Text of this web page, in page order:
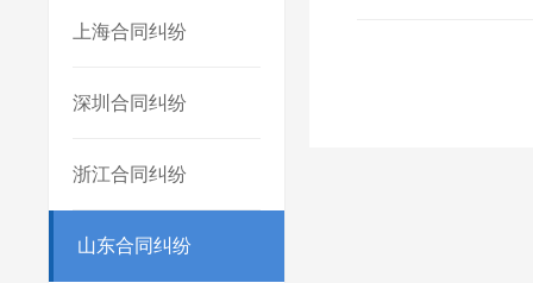
上海合同纠纷
深圳合同纠纷
浙江合同纠纷
山东合同纠纷